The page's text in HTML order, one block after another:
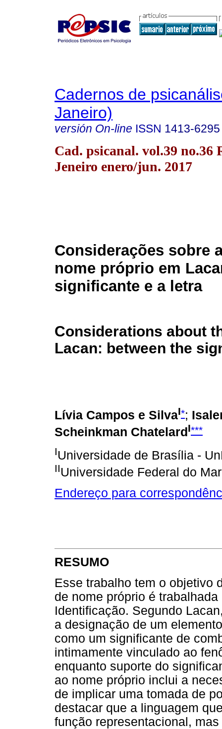
Cadernos de
Janeiro)
versión On-line ISSN 1413-6295
Cad. psicanal. vol.39 no.36
Jeneiro enero/jun. 2017
Considerações sobre
nome próprio em
significante e a letra
Considerations about
Lacan: between the
Lívia Campos e SilvaI*;
Scheinkman ChatelardI***
IUniversidade de Brasília -
IIUniversidade Federal do
Endereço para
RESUMO
Esse trabalho tem o objetivo
de nome próprio é
Identificação. Segundo
a designação de um
como um significante de
intimamente vinculado ao
enquanto suporte do
ao nome próprio inclui a
de implicar uma tomada de
destacar que a linguagem
função representacional,